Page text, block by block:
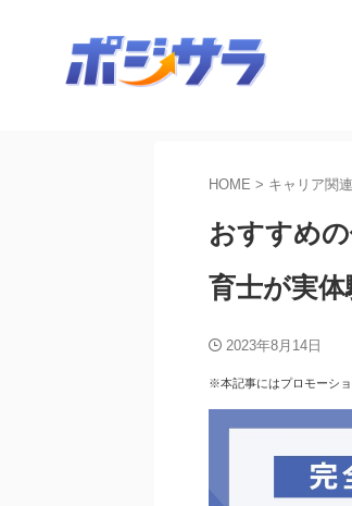
HOME > キャリア関
おすすめ
育士が実体
2023年8月14日
※本記事にはプロモーショ